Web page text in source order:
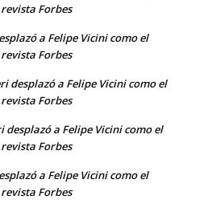
Forbes
a Felipe Vicini como el
Forbes
desplazó a Felipe Vicini como el
Forbes
desplazó a Felipe Vicini como el
Forbes
a Felipe Vicini como el
Forbes